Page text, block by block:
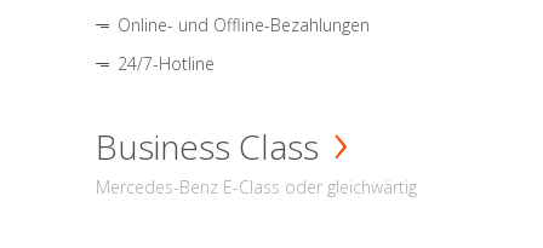
Online- und Offline-Bezahlungen
24/7-Hotline
Business Class
Mercedes-Benz E-Class oder gleichwärtig